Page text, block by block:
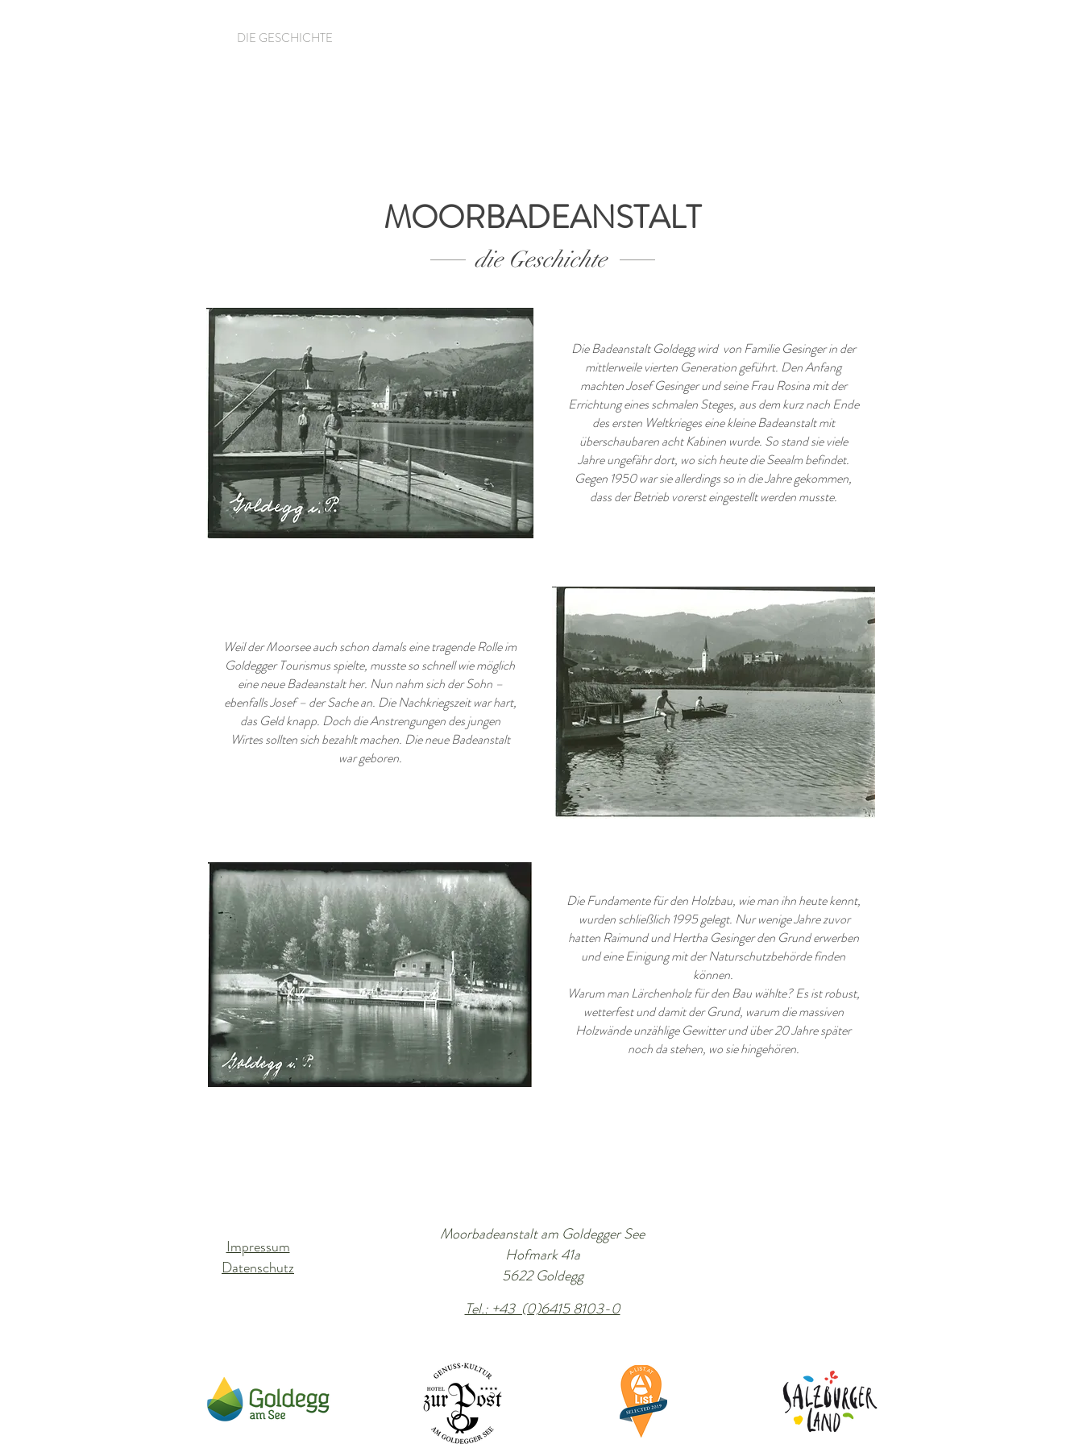
DIE GESCHICHTE
MOORBADEANSTALT
die Geschichte
Die Badeanstalt Goldegg wird von Familie Gesinger in der
mittlerweile vierten Generation geführt. Den Anfang
machten Josef Gesinger und seine Frau Rosina mit der
Errichtung eines schmalen Steges, aus dem kurz nach Ende
des ersten Weltkrieges eine kleine Badeanstalt mit
überschaubaren acht Kabinen wurde. So stand sie viele
Jahre ungefähr dort, wo sich heute die Seealm befindet.
Gegen 1950 war sie allerdings so in die Jahre gekommen,
dass der Betrieb vorerst eingestellt werden musste.
Weil der Moorsee auch schon damals eine tragende Rolle im
Goldegger Tourismus spielte, musste so schnell wie möglich
eine neue Badeanstalt her. Nun nahm sich der Sohn –
ebenfalls Josef – der Sache an. Die Nachkriegszeit war hart,
das Geld knapp. Doch die Anstrengungen des jungen
Wirtes sollten sich bezahlt machen. Die neue Badeanstalt
war geboren.
Die Fundamente für den Holzbau, wie man ihn heute kennt,
wurden schließlich 1995 gelegt. Nur wenige Jahre zuvor
hatten Raimund und Hertha Gesinger den Grund erwerben
und eine Einigung mit der Naturschutzbehörde finden
können.
Warum man Lärchenholz für den Bau wählte? Es ist robust,
wetterfest und damit der Grund, warum die massiven
Holzwände unzählige Gewitter und über 20 Jahre später
noch da stehen, wo sie hingehören.
Impressum
Datenschutz
Moorbadeanstalt am Goldegger See
Hofmark 41a
5622 Goldegg
Tel.: +43 (0)6415 8103-0